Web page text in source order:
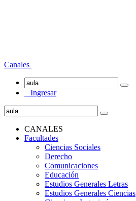
Canales
Ingresar
CANALES
Facultades
Ciencias Sociales
Derecho
Comunicaciones
Educación
Estudios Generales Letras
Estudios Generales Ciencias